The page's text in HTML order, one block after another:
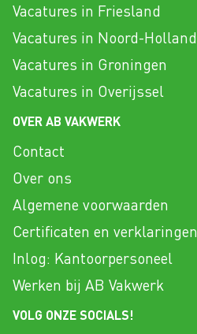
Vacatures in Friesland
Vacatures in Noord-Holland
Vacatures in Groningen
Vacatures in Overijssel
OVER AB VAKWERK
Contact
Over ons
Algemene voorwaarden
Certificaten en verklaringen
Inlog: Kantoorpersoneel
Werken bij AB Vakwerk
VOLG ONZE SOCIALS!